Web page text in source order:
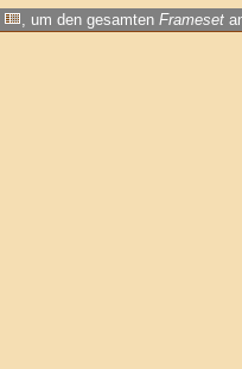
, um den gesamten Frameset